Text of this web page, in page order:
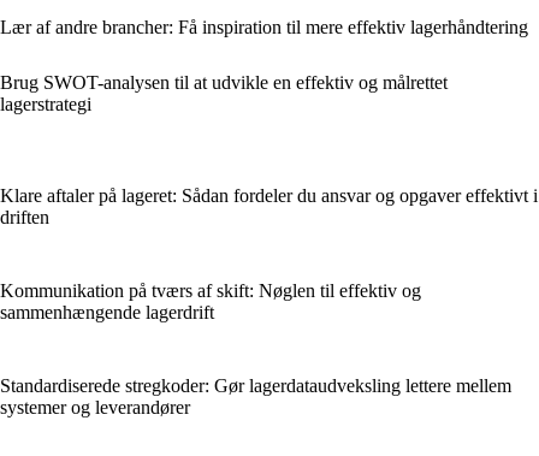
Lær af andre brancher: Få inspiration til mere effektiv lagerhåndtering
Brug SWOT-analysen til at udvikle en effektiv og målrettet
lagerstrategi
Klare aftaler på lageret: Sådan fordeler du ansvar og opgaver effektivt i
driften
Kommunikation på tværs af skift: Nøglen til effektiv og
sammenhængende lagerdrift
Standardiserede stregkoder: Gør lagerdataudveksling lettere mellem
systemer og leverandører